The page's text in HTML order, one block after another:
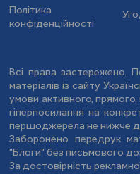
Політика
конфіденційності
Всі права застережено.
матеріалів із сайту
умови активного,
гіперпосилання на
першоджерела не нижче
Заборонено передрук
"Блоги" без письмового
За достовірність